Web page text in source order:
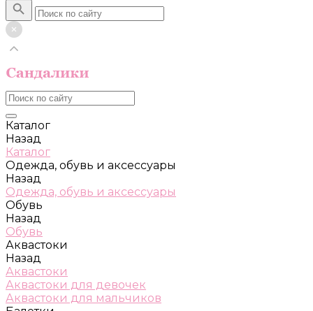
Каталог
Назад
Каталог
Одежда, обувь и аксессуары
Назад
Одежда, обувь и аксессуары
Обувь
Назад
Обувь
Аквастоки
Назад
Аквастоки
Аквастоки для девочек
Аквастоки для мальчиков